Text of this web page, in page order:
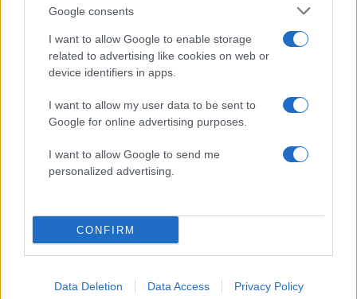
Google consents
I want to allow Google to enable storage
related to advertising like cookies on web or
device identifiers in apps.
I want to allow my user data to be sent to
Google for online advertising purposes.
I want to allow Google to send me
personalized advertising.
CONFIRM
Data Deletion Data Access Privacy Policy
Στα Χανιά για ολιγοήμερες διακοπές ο
Κυριάκος Μητσοτάκης με την σύζυγό του
Μαρέβα